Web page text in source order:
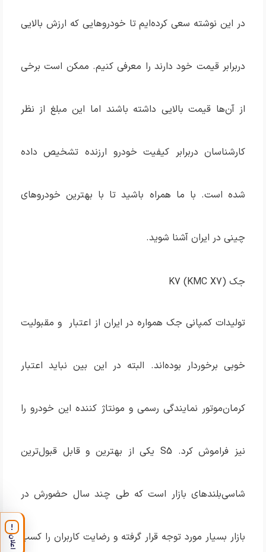
در این نوشته سعی کرده‌ایم تا خودروهایی که ارزش بالایی
دربرابر قیمت خود دارند را معرفی کنیم. ممکن است برخی
از آن‌ها قیمت بالایی داشته باشند اما این مبلغ از نظر
کارشناسان دربرابر کیفیت خودرو ارزنده تشخیص داده
شده است. با ما همراه باشید تا با بهترین خودروهای
چینی در ایران آشنا شوید.
جک K7 (KMC X7)
تولیدات کمپانی جک همواره در ایران از اعتبار و مقبولیت
خوبی برخوردار بوده‌اند. البته در این بین نباید اعتبار
کرمان‌موتور نمایندگی رسمی و مونتاژ کننده این خودرو را
نیز فراموش کرد. S5 یکی از بهترین و قابل قبول‌ترین
شاسی‌بلندهای بازار است که طی چند سال حضورش در
بازار بسیار مورد توجه قرار گرفته و رضایت کاربران را کسب
!
اعلان